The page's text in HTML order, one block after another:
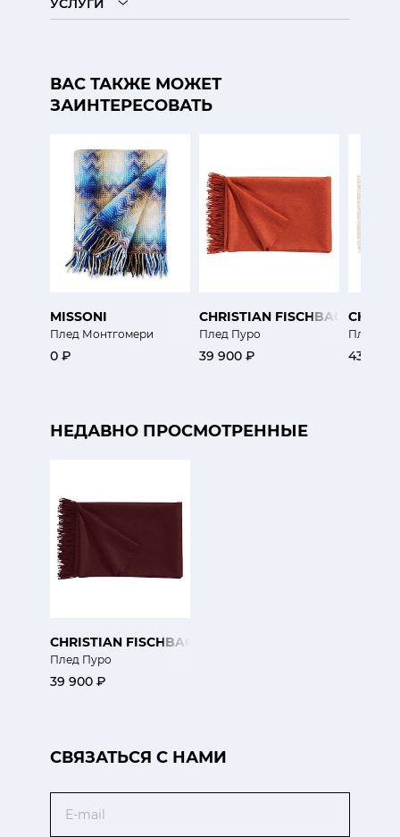
УСЛУГИ
ВАС ТАКЖЕ МОЖЕТ
ЗАИНТЕРЕСОВАТЬ
MISSONI
Плед Монтгомери
0 ₽
CHRISTIAN FISCHBACHER
Плед Пуро
39 900 ₽
Плед
43 100 ₽
НЕДАВНО ПРОСМОТРЕННЫЕ
CHRISTIAN FISCHBACHER
Плед Пуро
39 900 ₽
CВЯЗАТЬСЯ С НАМИ